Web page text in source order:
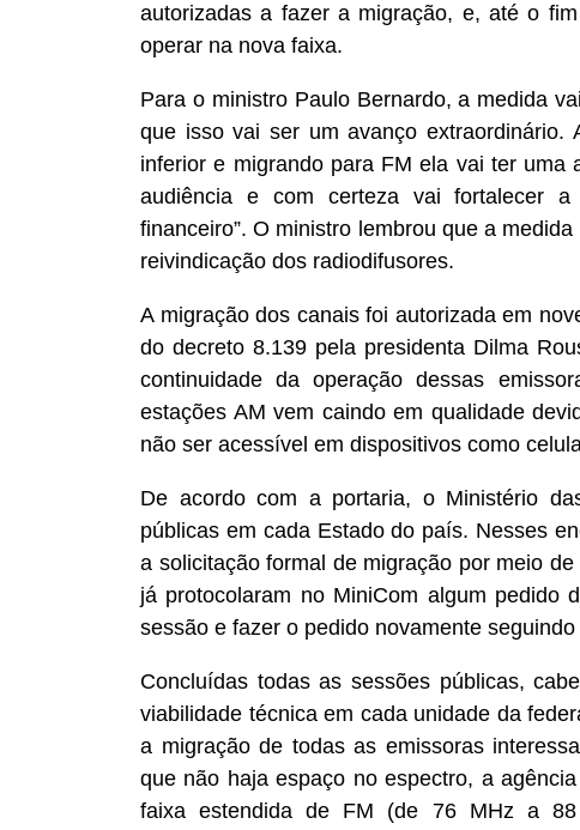
autorizadas a fazer a migração, e, até o
operar na nova faixa.
Para o ministro Paulo Bernardo, a medida
que isso vai ser um avanço extraordinário.
inferior e migrando para FM ela vai ter uma
audiência e com certeza vai fortalecer
financeiro”. O ministro lembrou que a
reivindicação dos radiodifusores.
A migração dos canais foi autorizada em
do decreto 8.139 pela presidenta Dilma
continuidade da operação dessas
estações AM vem caindo em qualidade
não ser acessível em dispositivos como
De acordo com a portaria, o Ministério
públicas em cada Estado do país. Nesses
a solicitação formal de migração por meio
já protocolaram no MiniCom algum pedido
sessão e fazer o pedido novamente
Concluídas todas as sessões públicas,
viabilidade técnica em cada unidade da
a migração de todas as emissoras
que não haja espaço no espectro, a
faixa estendida de FM (de 76 MHz a